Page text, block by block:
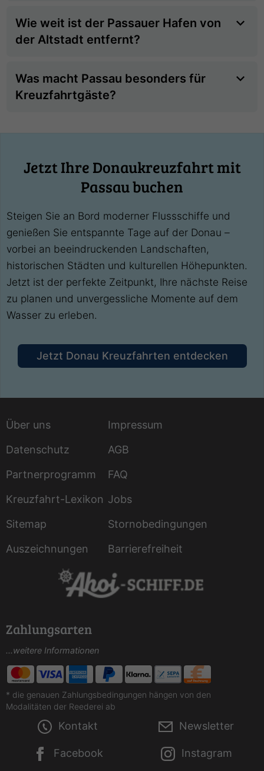
Wie weit ist der Passauer Hafen von
der Altstadt entfernt?
Was macht Passau besonders für
Kreuzfahrtgäste?
Jetzt Ihre Donaukreuzfahrt mit
Passau buchen
Steigen Sie an Bord moderner Flussschiffe und
genießen Sie entspannte Tage auf der Donau –
vorbei an beeindruckenden Landschaften,
historischen Städten und kulturellen Höhepunkten.
Jetzt ist der perfekte Zeitpunkt, Ihre nächste Reise
zu planen und unvergessliche Momente auf dem
Wasser zu erleben.
Jetzt Donau Kreuzfahrten entdecken
Über uns
Impressum
Datenschutz
AGB
Partnerprogramm
FAQ
Kreuzfahrt-Lexikon Jobs
Sitemap
Stornobedingungen
Auszeichnungen
Barrierefreiheit
Zahlungsarten
...weitere Informationen
* die genauen Zahlungsbedingungen hängen von den
Modalitäten der Reederei ab
Kontakt Newsletter
Facebook Instagram